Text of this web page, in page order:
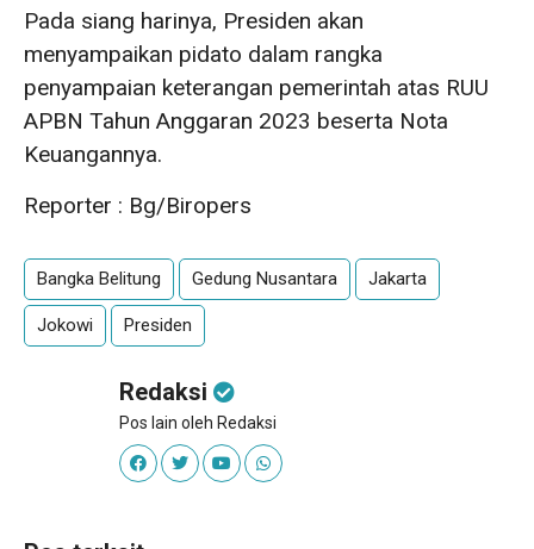
Pada siang harinya, Presiden akan
menyampaikan pidato dalam rangka
penyampaian keterangan pemerintah atas RUU
APBN Tahun Anggaran 2023 beserta Nota
Keuangannya.
Reporter : Bg/Biropers
Bangka Belitung Gedung Nusantara Jakarta
Jokowi Presiden
Redaksi
Pos lain oleh Redaksi